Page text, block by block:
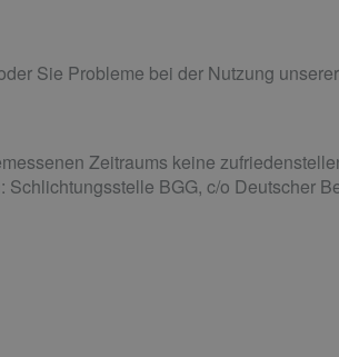
Sie Probleme bei der Nutzung
Zeitraums keine
BGG, c/o Deutscher